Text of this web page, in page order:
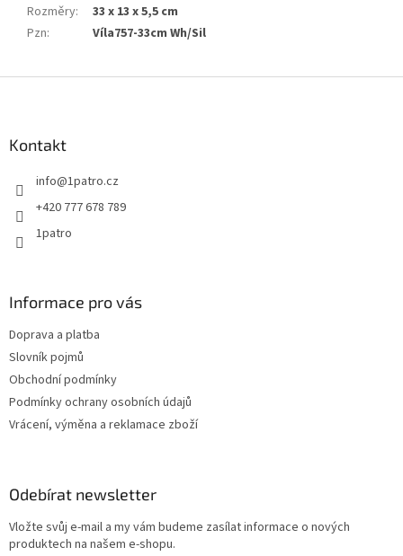
Rozměry:
33 x 13 x 5,5 cm
Pzn: Víla757-33cm Wh/Sil
Kontakt
info@1patro.cz
+420 777 678 789
1patro
Informace pro vás
Doprava a platba
Slovník pojmů
Obchodní podmínky
Podmínky ochrany osobních údajů
Vrácení, výměna a reklamace zboží
Odebírat newsletter
Vložte svůj e-mail a my vám budeme zasílat informace o nových
produktech na našem e-shopu.